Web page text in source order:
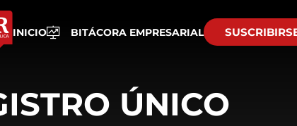
INICIO BITÁCORA EMPRESARIAL
ÚNICO